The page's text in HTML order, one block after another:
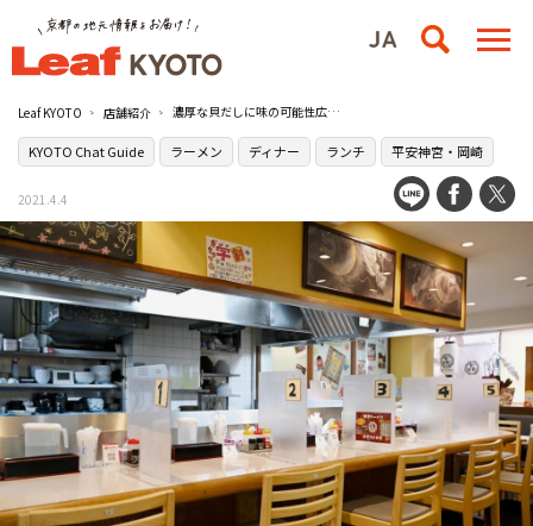
Leaf KYOTO 店舗紹介 濃厚な貝だしに味の可能性広がる［開運ラーメン ヨロコビ大社］
KYOTO Chat Guide ラーメン ディナー ランチ 平安神宮・岡崎
2021.4.4